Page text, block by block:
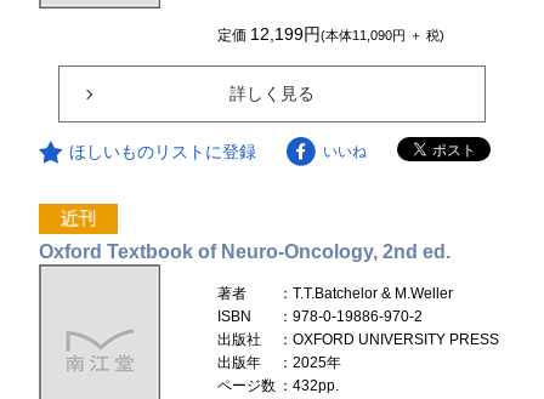
定価 12,199円(本体11,090円 ＋ 税)
詳しく見る
ほしいものリストに登録 いいね
Oxford Textbook of Neuro-Oncology, 2nd ed.
著者
：T.T.Batchelor & M.Weller
ISBN
：978-0-19886-970-2
出版社
：OXFORD UNIVERSITY PRESS
出版年
：2025年
ページ数 ：432pp.